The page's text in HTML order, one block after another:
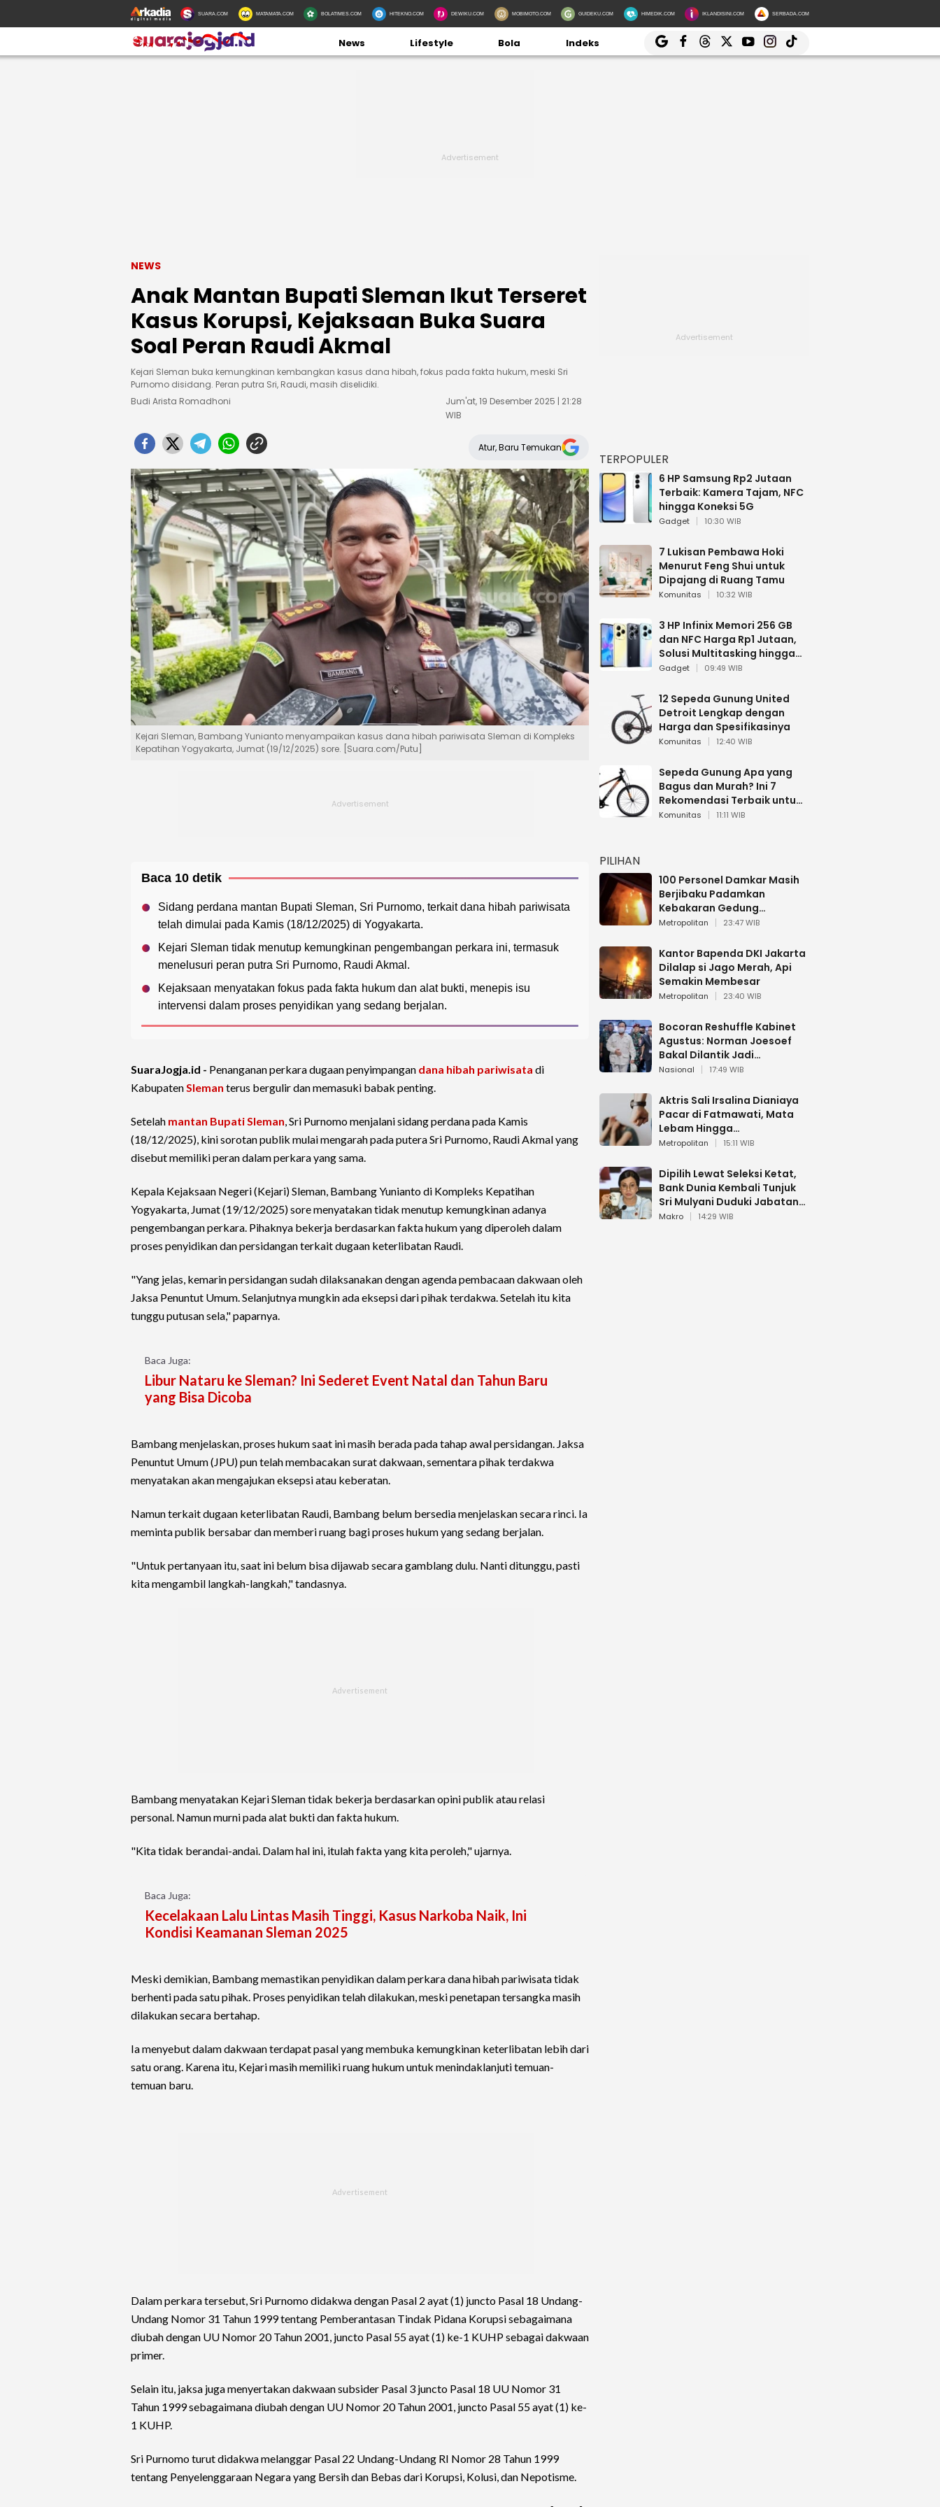
SUARA.COM MATAMATA.COM BOLATIMES.COM HITEKNO.COM DEWIKU.COM MOBIMOTO.COM GUIDEKU.COM HIMEDIK.COM IKLANDISINI.COM SERBADA.COM
News Lifestyle Bola Indeks
NEWS
Anak Mantan Bupati Sleman Ikut Terseret
Kasus Korupsi, Kejaksaan Buka Suara
Soal Peran Raudi Akmal
Kejari Sleman buka kemungkinan kembangkan kasus dana hibah, fokus pada fakta hukum, meski Sri
Purnomo disidang. Peran putra Sri, Raudi, masih diselidiki.
Budi Arista Romadhoni
Jum'at, 19 Desember 2025 | 21:28
WIB
Atur, Baru Temukan
Kejari Sleman, Bambang Yunianto menyampaikan kasus dana hibah pariwisata Sleman di Kompleks
Kepatihan Yogyakarta, Jumat (19/12/2025) sore. [Suara.com/Putu]
Baca 10 detik
Sidang perdana mantan Bupati Sleman, Sri Purnomo, terkait dana hibah pariwisata
telah dimulai pada Kamis (18/12/2025) di Yogyakarta.
Kejari Sleman tidak menutup kemungkinan pengembangan perkara ini, termasuk
menelusuri peran putra Sri Purnomo, Raudi Akmal.
Kejaksaan menyatakan fokus pada fakta hukum dan alat bukti, menepis isu
intervensi dalam proses penyidikan yang sedang berjalan.
SuaraJogja.id - Penanganan perkara dugaan penyimpangan dana hibah pariwisata di
KabupatenSleman terus bergulir dan memasuki babak penting.
Setelah mantan Bupati Sleman, Sri Purnomo menjalani sidang perdana pada Kamis
(18/12/2025), kini sorotan publik mulai mengarah pada putera Sri Purnomo, Raudi Akmal yang
disebut memiliki peran dalam perkara yang sama.
Kepala Kejaksaan Negeri (Kejari) Sleman, Bambang Yunianto di Kompleks Kepatihan
Yogyakarta, Jumat (19/12/2025) sore menyatakan tidak menutup kemungkinan adanya
pengembangan perkara. Pihaknya bekerja berdasarkan fakta hukum yang diperoleh dalam
proses penyidikan dan persidangan terkait dugaan keterlibatan Raudi.
"Yang jelas, kemarin persidangan sudah dilaksanakan dengan agenda pembacaan dakwaan oleh
Jaksa Penuntut Umum. Selanjutnya mungkin ada eksepsi dari pihak terdakwa. Setelah itu kita
tunggu putusan sela," paparnya.
Baca Juga:
Libur Nataru ke Sleman? Ini Sederet Event Natal dan Tahun Baru
yang Bisa Dicoba
Bambang menjelaskan, proses hukum saat ini masih berada pada tahap awal persidangan. Jaksa
Penuntut Umum (JPU) pun telah membacakan surat dakwaan, sementara pihak terdakwa
menyatakan akan mengajukan eksepsi atau keberatan.
Namun terkait dugaan keterlibatan Raudi, Bambang belum bersedia menjelaskan secara rinci. Ia
meminta publik bersabar dan memberi ruang bagi proses hukum yang sedang berjalan.
"Untuk pertanyaan itu, saat ini belum bisa dijawab secara gamblang dulu. Nanti ditunggu, pasti
kita mengambil langkah-langkah," tandasnya.
Bambang menyatakan Kejari Sleman tidak bekerja berdasarkan opini publik atau relasi
personal. Namun murni pada alat bukti dan fakta hukum.
"Kita tidak berandai-andai. Dalam hal ini, itulah fakta yang kita peroleh," ujarnya.
Baca Juga:
Kecelakaan Lalu Lintas Masih Tinggi, Kasus Narkoba Naik, Ini
Kondisi Keamanan Sleman 2025
Meski demikian, Bambang memastikan penyidikan dalam perkara dana hibah pariwisata tidak
berhenti pada satu pihak. Proses penyidikan telah dilakukan, meski penetapan tersangka masih
dilakukan secara bertahap.
Ia menyebut dalam dakwaan terdapat pasal yang membuka kemungkinan keterlibatan lebih dari
satu orang. Karena itu, Kejari masih memiliki ruang hukum untuk menindaklanjuti temuan-
temuan baru.
Dalam perkara tersebut, Sri Purnomo didakwa dengan Pasal 2 ayat (1) juncto Pasal 18 Undang-
Undang Nomor 31 Tahun 1999 tentang Pemberantasan Tindak Pidana Korupsi sebagaimana
diubah dengan UU Nomor 20 Tahun 2001, juncto Pasal 55 ayat (1) ke-1 KUHP sebagai dakwaan
primer.
Selain itu, jaksa juga menyertakan dakwaan subsider Pasal 3 juncto Pasal 18 UU Nomor 31
Tahun 1999 sebagaimana diubah dengan UU Nomor 20 Tahun 2001, juncto Pasal 55 ayat (1) ke-
1 KUHP.
Sri Purnomo turut didakwa melanggar Pasal 22 Undang-Undang RI Nomor 28 Tahun 1999
tentang Penyelenggaraan Negara yang Bersih dan Bebas dari Korupsi, Kolusi, dan Nepotisme.
TERPOPULER
6 HP Samsung Rp2 Jutaan
Terbaik: Kamera Tajam, NFC
hingga Koneksi 5G
Gadget 10:30 WIB
7 Lukisan Pembawa Hoki
Menurut Feng Shui untuk
Dipajang di Ruang Tamu
Komunitas 10:32 WIB
3 HP Infinix Memori 256 GB
dan NFC Harga Rp1 Jutaan,
Solusi Multitasking hingga
Gaming
Gadget 09:49 WIB
12 Sepeda Gunung United
Detroit Lengkap dengan
Harga dan Spesifikasinya
Komunitas 12:40 WIB
Sepeda Gunung Apa yang
Bagus dan Murah? Ini 7
Rekomendasi Terbaik untuk
Pemula
Komunitas 11:11 WIB
PILIHAN
100 Personel Damkar Masih
Berjibaku Padamkan
Kebakaran Gedung
Bapenda DKI
Metropolitan 23:47 WIB
Kantor Bapenda DKI Jakarta
Dilalap si Jago Merah, Api
Semakin Membesar
Metropolitan 23:40 WIB
Bocoran Reshuffle Kabinet
Agustus: Norman Joesoef
Bakal Dilantik Jadi
Wamenhan RI
Nasional 17:49 WIB
Aktris Sali Irsalina Dianiaya
Pacar di Fatmawati, Mata
Lebam Hingga
Diselamatkan Polantas
Metropolitan 15:11 WIB
Dipilih Lewat Seleksi Ketat,
Bank Dunia Kembali Tunjuk
Sri Mulyani Duduki Jabatan
Strategis
Makro 14:29 WIB